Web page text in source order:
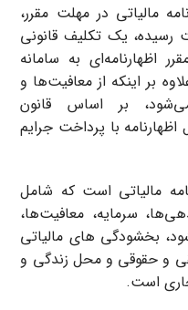
مالیاتی در مهلت مقرر،
رسیده، یک تکلیف قانونی
به سامانه
بر اینکه از معافیت‌ها و
بر اساس قانون
با پرداخت جرایم
مالیاتی است که شامل
سرمایه، معافیت‌ها،
بخشودگی های مالیاتی
و حقوقی و محل زندگی و
است.